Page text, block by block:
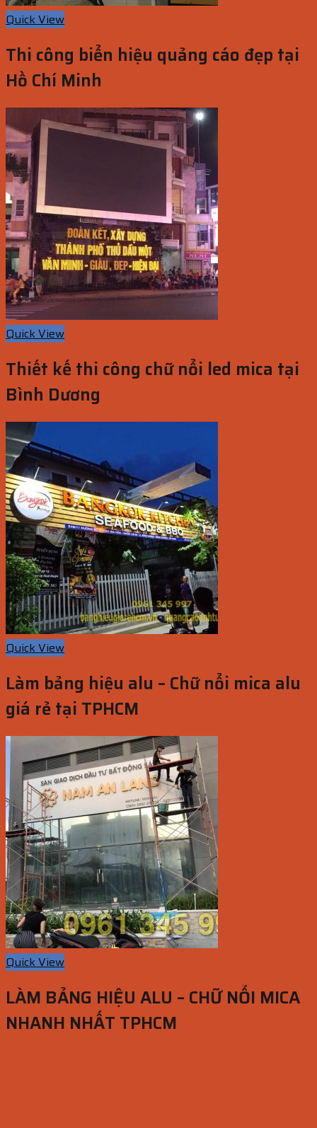
Quick View
Thi công biển hiệu quảng cáo đẹp tại
Hồ Chí Minh
Quick View
Thiết kế thi công chữ nổi led mica tại
Bình Dương
Quick View
Làm bảng hiệu alu – Chữ nổi mica alu
giá rẻ tại TPHCM
Quick View
LÀM BẢNG HIỆU ALU – CHỮ NỔI MICA
NHANH NHẤT TPHCM